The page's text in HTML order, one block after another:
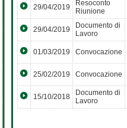
29/04/2019
Resoconto
Riunione
29/04/2019
Documento di
Lavoro
01/03/2019 Convocazione
25/02/2019 Convocazione
15/10/2018
Documento di
Lavoro